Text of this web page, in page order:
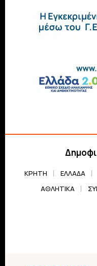
ΚΡΗΤΗ ΕΛΛΆΔΑ
ΑΘΛΗΤΙΚΆ